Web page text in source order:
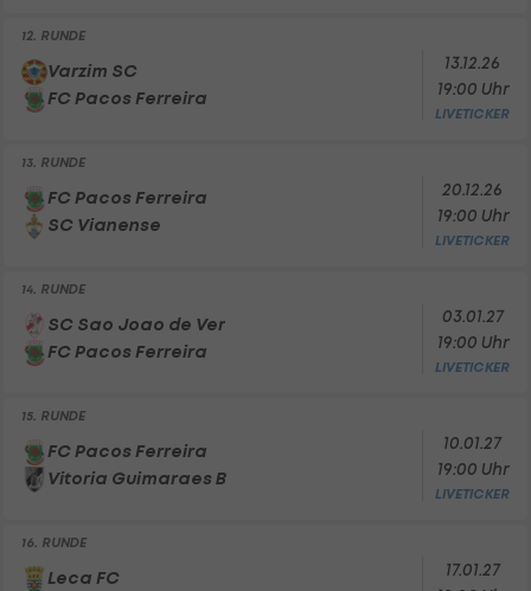
12. RUNDE
Varzim SC
FC Pacos Ferreira
13.12.26
19:00 Uhr
LIVETICKER
13. RUNDE
FC Pacos Ferreira
SC Vianense
20.12.26
19:00 Uhr
LIVETICKER
14. RUNDE
SC Sao Joao de Ver
FC Pacos Ferreira
03.01.27
19:00 Uhr
LIVETICKER
15. RUNDE
FC Pacos Ferreira
Vitoria Guimaraes B
10.01.27
19:00 Uhr
LIVETICKER
16. RUNDE
Leca FC
17.01.27